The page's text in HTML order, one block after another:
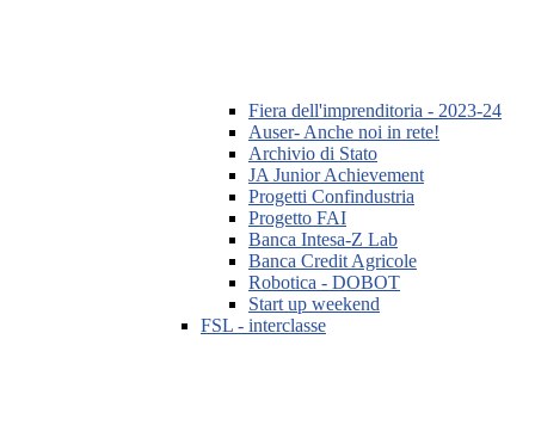
Fiera dell'imprenditoria - 2023-24
Auser- Anche noi in rete!
Archivio di Stato
JA Junior Achievement
Progetti Confindustria
Progetto FAI
Banca Intesa-Z Lab
Banca Credit Agricole
Robotica - DOBOT
Start up weekend
FSL - interclasse